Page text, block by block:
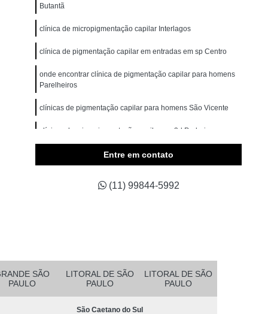
Micropigmentação Capilar para Homens
Micropigmentação Cabelo Feminino
Micropigmentação Cabelo Masculino
Micropigmentação Capilar 4d
Micropigmentação Capilar Cabelo Grande
Micropigmentação Capilar Fio a Fio
Micropigmentação Capilar Realista
Micropigmentação de Cabelo 3d
Micropigmentação Masculina Cabelo
Barba Fio a Fio Rio Grande da Serra
do Sul
Micropigmentação em Barba Mauá
Butantã
clínica de micropigmentação capilar Interlagos
clínica de pigmentação capilar em entradas em sp Centro
onde encontrar clínica de pigmentação capilar para homens
Parelheiros
clínicas de pigmentação capilar para homens São Vicente
clínicas de micropigmentação capilar em 3d Pedreira
Entre em contato
(11) 99844-5992
SÃO
PAULO
LITORAL DE SÃO
PAULO
LITORAL DE SÃO
PAULO
São Caetano do Sul